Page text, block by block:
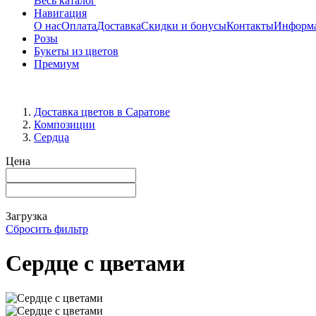
Навигация
О насОплатаДоставкаСкидки и бонусыКонтакты
Розы
Букеты из цветов
Премиум
Доставка цветов в Саратове
Композиции
Сердца
Цена
Загрузка
Сбросить фильтр
Сердце с цветами